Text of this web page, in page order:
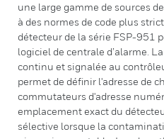
une large gamme de sources
à des normes de code plus
détecteur de la série FSP-951
logiciel de centrale d’alarme.
continu et signalée au
permet de définir l'adresse de
commutateurs d'adresse
emplacement exact du
sélective lorsque la